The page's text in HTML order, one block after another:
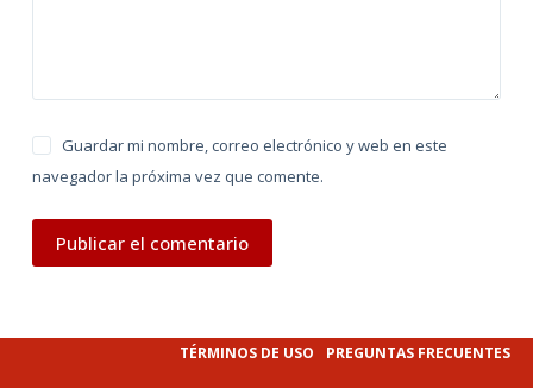
Guardar mi nombre, correo electrónico y web en este
navegador la próxima vez que comente.
Publicar el comentario
TÉRMINOS DE USO PREGUNTAS FRECUENTES